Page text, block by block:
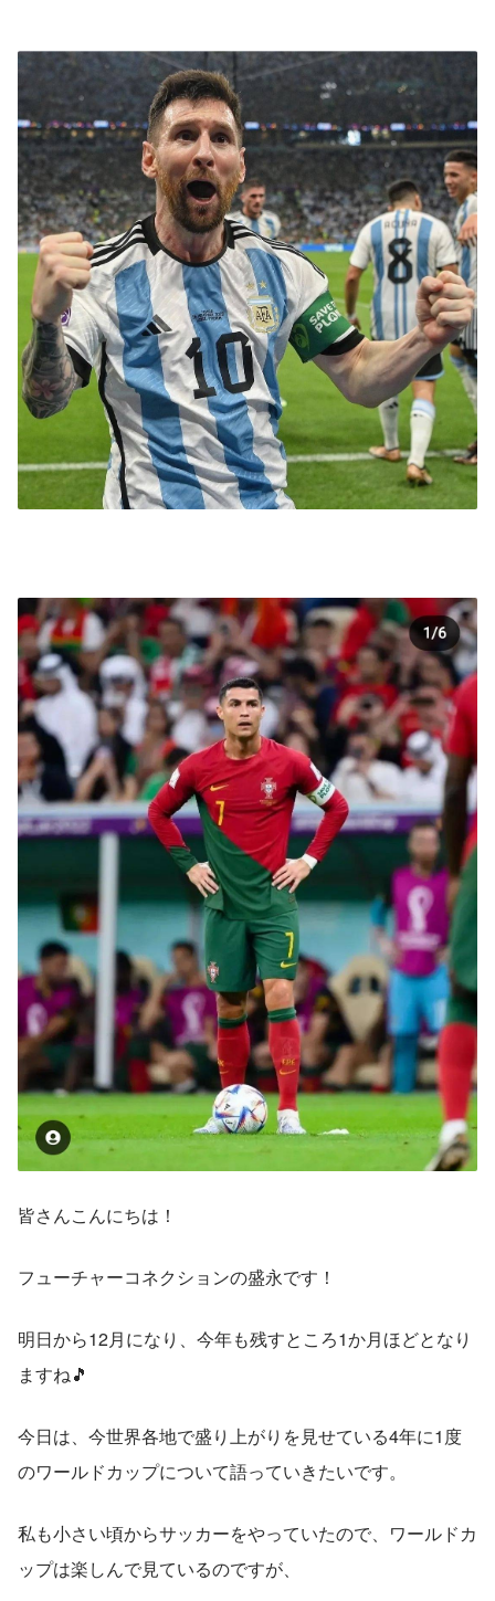
皆さんこんにちは！
フューチャーコネクションの盛永です！
明日から12月になり、今年も残すところ1か月ほどとなり
ますね🎵
今日は、今世界各地で盛り上がりを見せている4年に1度
のワールドカップについて語っていきたいです。
私も小さい頃からサッカーをやっていたので、ワールドカ
ップは楽しんで見ているのですが、